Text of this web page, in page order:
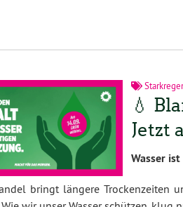
💧
Jetzt
Wasser
bringt längere Trockenzeiten